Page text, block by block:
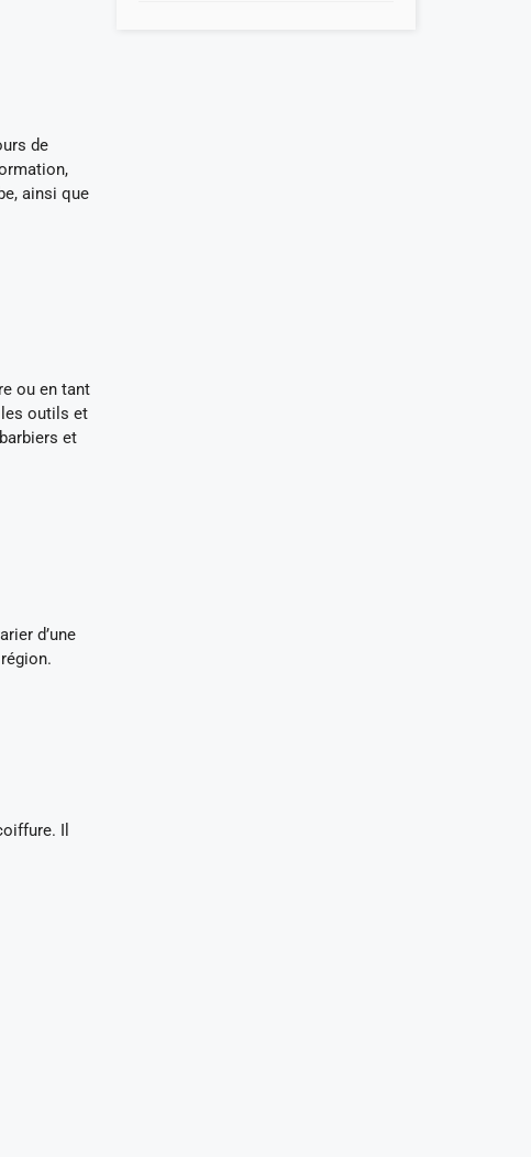
de
ainsi que
ou en tant
les outils et
et
d’une
Il